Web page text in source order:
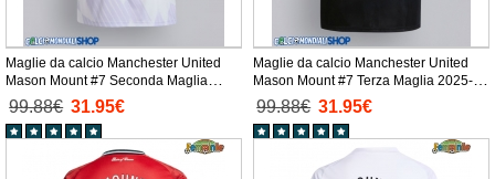
Maglie da calcio Manchester United
Mason Mount #7 Seconda Maglia
2025-26 Manica Corta
99.88€ 31.95€
Maglie da calcio Manchester United
Mason Mount #7 Terza Maglia 2025-26
Manica Corta
99.88€ 31.95€